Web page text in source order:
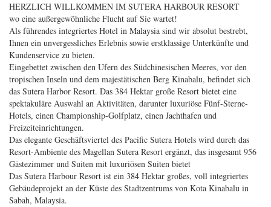
HERZLICH WILLKOMMEN IM SUTERA HARBOUR RESORT
wo eine außergewöhnliche Flucht auf Sie wartet!
Als führendes integriertes Hotel in Malaysia sind wir absolut bestrebt,
Ihnen ein unvergessliches Erlebnis sowie erstklassige Unterkünfte und
Kundenservice zu bieten.
Eingebettet zwischen den Ufern des Südchinesischen Meeres, vor den
tropischen Inseln und dem majestätischen Berg Kinabalu, befindet sich
das Sutera Harbor Resort. Das 384 Hektar große Resort bietet eine
spektakuläre Auswahl an Aktivitäten, darunter luxuriöse Fünf-Sterne-
Hotels, einen Championship-Golfplatz, einen Jachthafen und
Freizeiteinrichtungen.
Das elegante Geschäftsviertel des Pacific Sutera Hotels wird durch das
Resort-Ambiente des Magellan Sutera Resort ergänzt, das insgesamt 956
Gästezimmer und Suiten mit luxuriösen Suiten bietet
Das Sutera Harbour Resort ist ein 384 Hektar großes, voll integriertes
Gebäudeprojekt an der Küste des Stadtzentrums von Kota Kinabalu in
Sabah, Malaysia.